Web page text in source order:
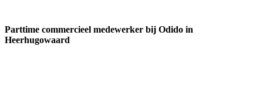
Parttime commercieel medewerker bij Odido in
Heerhugowaard